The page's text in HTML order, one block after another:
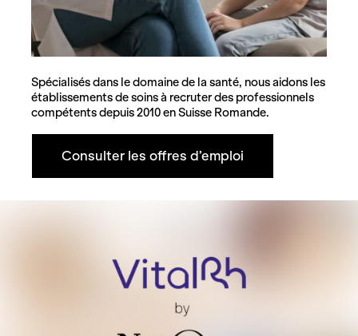
Spécialisés dans le domaine de la santé, nous aidons les
établissements de soins à recruter des professionnels
compétents depuis 2010 en Suisse Romande.
Consulter les offres d’emploi